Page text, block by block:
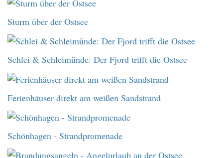
Sturm über der Ostsee
Schlei & Schleimünde: Der Fjord trifft die Ostsee
Ferienhäuser direkt am weißen Sandstrand
Schönhagen - Strandpromenade